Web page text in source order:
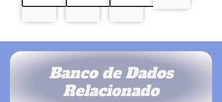
Banco de Dados
Relacionado